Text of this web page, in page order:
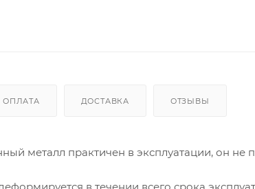
ОПЛАТА ДОСТАВКА ОТЗЫВЫ
металл практичен в эксплуатации, он не